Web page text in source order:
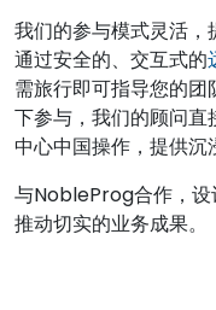
我们的参与模式灵活
通过安全的、交互式的
需旅行即可指导您的
下参与，我们的顾问
中心中国操作，提供沉
与NobleProg合作，设
推动切实的业务成果。